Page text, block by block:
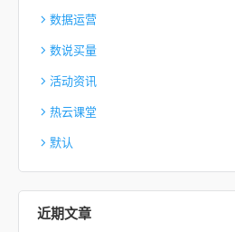
数据运营
数说买量
活动资讯
热云课堂
默认
近期文章